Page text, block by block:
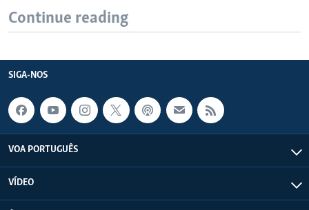
Continue reading
SIGA-NOS
VOA PORTUGUÊS
VÍDEO